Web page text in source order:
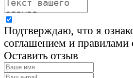
Подтверждаю, что я
соглашением и
Оставить отзыв